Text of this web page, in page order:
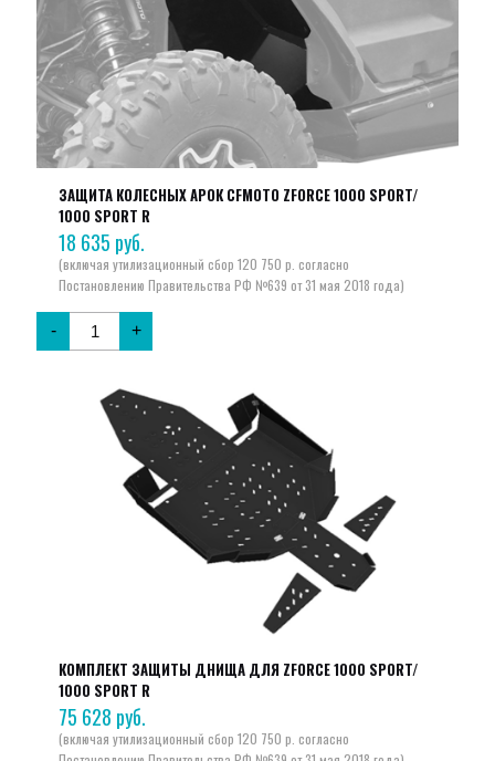
ЗАЩИТА КОЛЕСНЫХ АРОК CFMOTO ZFORCE 1000 SPORT/
1000 SPORT R
18 635 руб.
- +
КОМПЛЕКТ ЗАЩИТЫ ДНИЩА ДЛЯ ZFORCE 1000 SPORT/
1000 SPORT R
75 628 руб.